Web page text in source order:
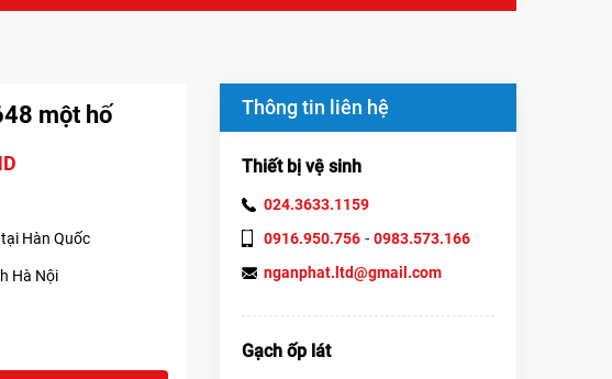
một hố
Hàn Quốc
Hà Nội
Thông tin liên hệ
Thiết bị vệ sinh
024.3633.1159
0916.950.756 - 0983.573.166
nganphat.ltd@gmail.com
Gạch ốp lát